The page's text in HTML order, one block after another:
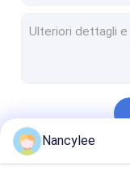
Nancylee